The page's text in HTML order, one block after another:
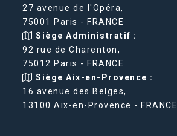
27 avenue de l'Opéra,
75001 Paris - FRANCE
Siège Administratif :
92 rue de Charenton,
75012 Paris - FRANCE
Siège Aix-en-Provence :
16 avenue des Belges,
13100 Aix-en-Provence - FRANCE